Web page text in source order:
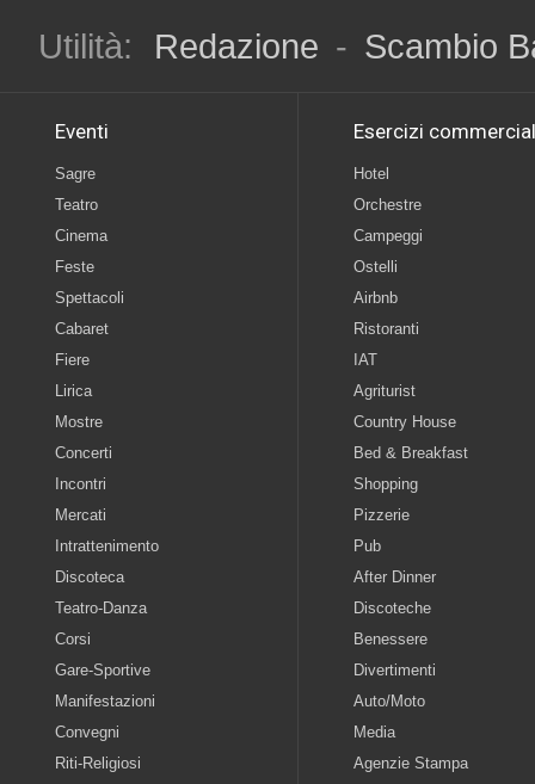
Utilità:
Redazione - Scambio
Eventi
Sagre
Teatro
Cinema
Feste
Spettacoli
Cabaret
Fiere
Lirica
Mostre
Concerti
Incontri
Mercati
Intrattenimento
Discoteca
Teatro-Danza
Corsi
Gare-Sportive
Manifestazioni
Convegni
Riti-Religiosi
Esercizi
Hotel
Orchestre
Campeggi
Ostelli
Airbnb
Ristoranti
IAT
Agriturist
Country House
Bed & Breakfast
Shopping
Pizzerie
Pub
After Dinner
Discoteche
Benessere
Divertimenti
Auto/Moto
Media
Agenzie Stampa